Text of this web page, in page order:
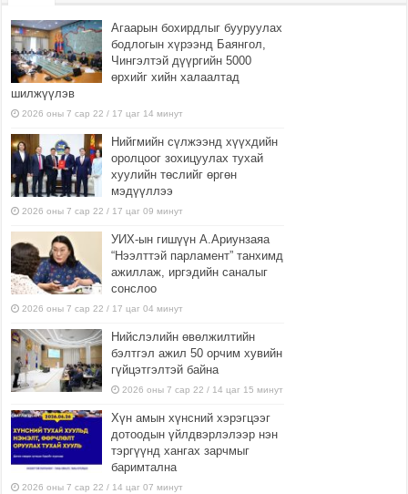
Агаарын бохирдлыг бууруулах
бодлогын хүрээнд Баянгол,
Чингэлтэй дүүргийн 5000
өрхийг хийн халаалтад
шилжүүлэв
2026 оны 7 сар 22 / 17 цаг 14 минут
Нийгмийн сүлжээнд хүүхдийн
оролцоог зохицуулах тухай
хуулийн төслийг өргөн
мэдүүллээ
2026 оны 7 сар 22 / 17 цаг 09 минут
УИХ-ын гишүүн А.Ариунзаяа
“Нээлттэй парламент” танхимд
ажиллаж, иргэдийн саналыг
сонслоо
2026 оны 7 сар 22 / 17 цаг 04 минут
Нийслэлийн өвөлжилтийн
бэлтгэл ажил 50 орчим хувийн
гүйцэтгэлтэй байна
2026 оны 7 сар 22 / 14 цаг 15 минут
Хүн амын хүнсний хэрэгцээг
дотоодын үйлдвэрлэлээр нэн
тэргүүнд хангах зарчмыг
баримтална
2026 оны 7 сар 22 / 14 цаг 07 минут